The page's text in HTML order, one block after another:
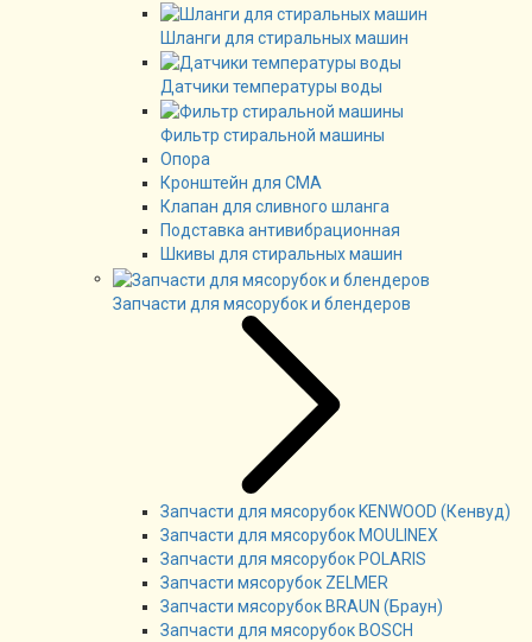
Шланги для стиральных машин
Датчики температуры воды
Фильтр стиральной машины
Опора
Кронштейн для СМА
Клапан для сливного шланга
Подставка антивибрационная
Шкивы для стиральных машин
Запчасти для мясорубок и блендеров
Запчасти для мясорубок KENWOOD (Кенвуд)
Запчасти для мясорубок MOULINEX
Запчасти для мясорубок POLARIS
Запчасти мясорубок ZELMER
Запчасти мясорубок BRAUN (Браун)
Запчасти для мясорубок BOSCH